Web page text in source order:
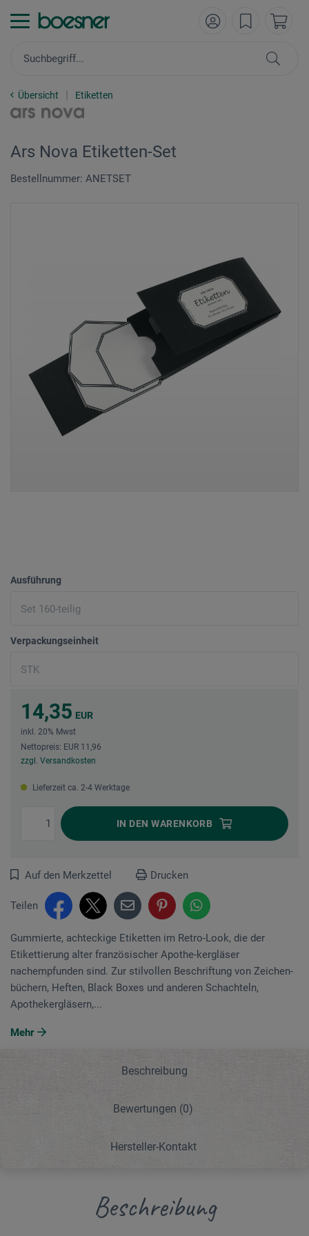
Übersicht Etiketten
Ars Nova Etiketten-Set
Bestellnummer: ANETSET
Ausführung
Verpackungseinheit
14,35 EUR
inkl. 20% Mwst
Nettopreis: EUR 11,96
zzgl. Versandkosten
Lieferzeit ca. 2-4 Werktage
IN DEN WARENKORB
Auf den Merkzettel Drucken
Teilen
Gummierte, achteckige Etiketten im Retro-Look, die der
Etikettierung alter französischer Apothe-kergläser
nachempfunden sind. Zur stilvollen Beschriftung von Zeichen­
büchern, Heften, Black Boxes und anderen Schachteln,
Apothekergläsern,...
Mehr
Beschreibung
Bewertungen (0)
Hersteller-Kontakt
Beschreibung